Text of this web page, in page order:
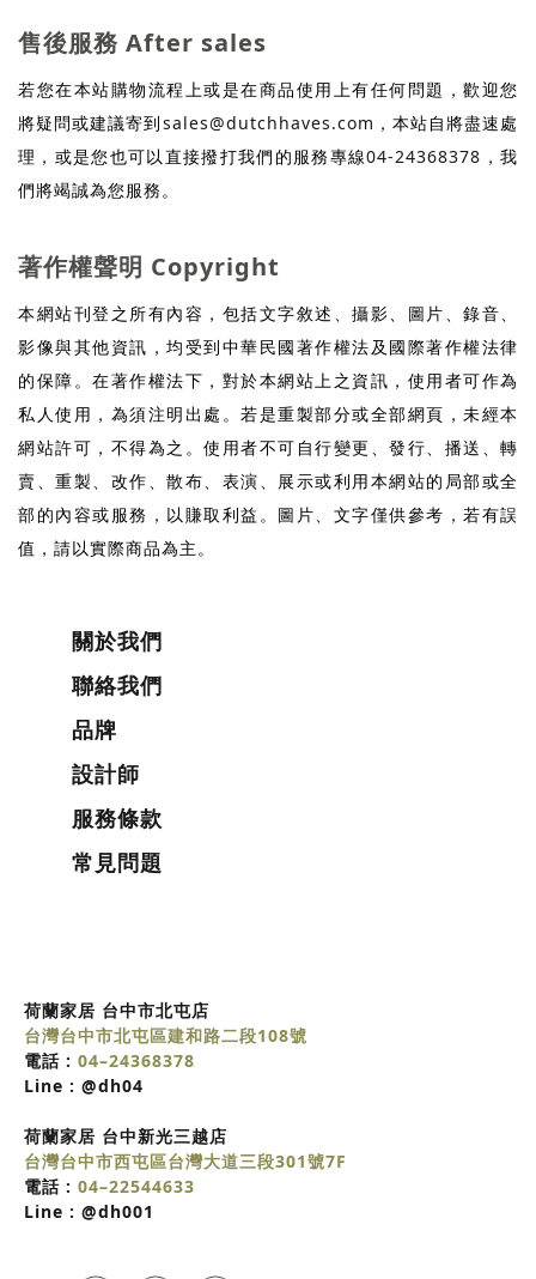
售後服務 After sales
若您在本站購物流程上或是在商品使用上有任何問題，歡迎您
將疑問或建議寄到sales@dutchhaves.com ，本站自將盡速處
理，或是您也可以直接撥打我們的服務專線04-24368378 ，我
們將竭誠為您服務。
著作權聲明 Copyright
本網站刊登之所有內容，包括文字敘述、攝影、圖片、錄音、
影像與其他資訊，均受到中華民國著作權法及國際著作權法律
的保障。在著作權法下，對於本網站上之資訊，使用者可作為
私人使用，為須注明出處。若是重製部分或全部網頁，未經本
網站許可，不得為之。使用者不可自行變更、發行、播送、轉
賣、重製、改作、散布、表演、展示或利用本網站的局部或全
部的內容或服務，以賺取利益。圖片、文字僅供參考，若有誤
值，請以實際商品為主。
關於我們
聯絡我們
品牌
設計師
服務條款
常見問題
荷蘭家居 台中市北屯店
台灣台中市北屯區建和路二段108號
電話 : 04–24368378
Line : @dh04
荷蘭家居 台中新光三越店
台灣台中市西屯區台灣大道三段301號7F
電話 : 04–22544633
Line : @dh001